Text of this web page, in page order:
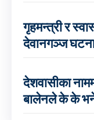
गृहमन्त्री र
देवानगञ्ज
देशवासीका
बालेनले के के